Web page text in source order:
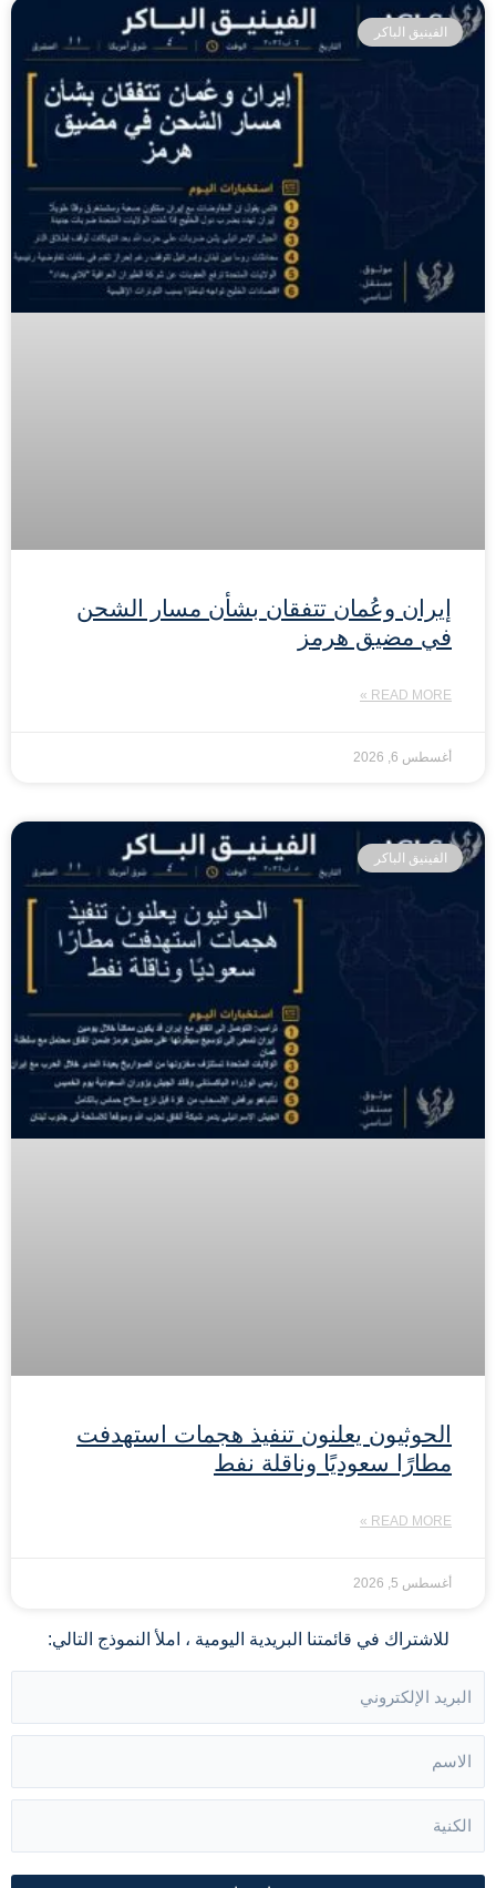
الفينيق الباكر
إيران وعُمان تتفقان بشأن مسار الشحن
في مضيق هرمز
READ MORE »
أغسطس 6, 2026
الفينيق الباكر
الحوثيون يعلنون تنفيذ هجمات استهدفت
مطارًا سعوديًا وناقلة نفط
READ MORE »
أغسطس 5, 2026
للاشتراك في قائمتنا البريدية اليومية ، املأ النموذج التالي: